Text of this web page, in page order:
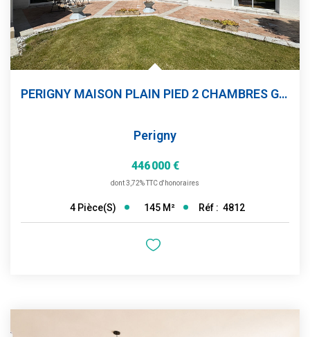
PERIGNY MAISON PLAIN PIED 2 CHAMBRES GARAGE JARDIN
Perigny
446 000 €
dont 3,72% TTC d'honoraires
4 Pièce(s) 145 M² Réf : 4812